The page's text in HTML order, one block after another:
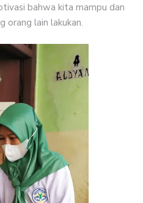
bahwa kita mampu dan
orang lain lakukan.